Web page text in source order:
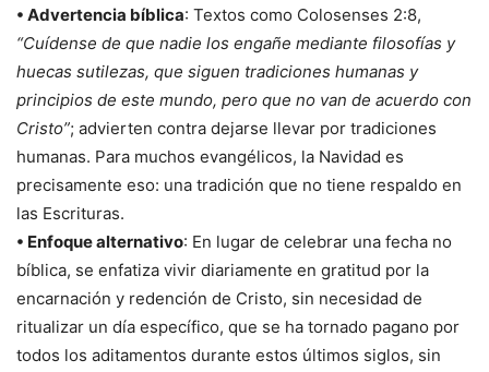
• Advertencia bíblica: Textos como Colosenses 2:8,
“Cuídense de que nadie los engañe mediante filosofías y
huecas sutilezas, que siguen tradiciones humanas y
principios de este mundo, pero que no van de acuerdo con
Cristo”; advierten contra dejarse llevar por tradiciones
humanas. Para muchos evangélicos, la Navidad es
precisamente eso: una tradición que no tiene respaldo en
las Escrituras.
• Enfoque alternativo: En lugar de celebrar una fecha no
bíblica, se enfatiza vivir diariamente en gratitud por la
encarnación y redención de Cristo, sin necesidad de
ritualizar un día específico, que se ha tornado pagano por
todos los aditamentos durante estos últimos siglos, sin